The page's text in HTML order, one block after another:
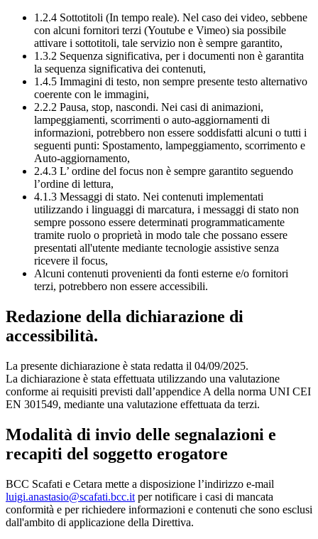
1.2.4 Sottotitoli (In tempo reale). Nel caso dei video, sebbene
con alcuni fornitori terzi (Youtube e Vimeo) sia possibile
attivare i sottotitoli, tale servizio non è sempre garantito,
1.3.2 Sequenza significativa, per i documenti non è garantita
la sequenza significativa dei contenuti,
1.4.5 Immagini di testo, non sempre presente testo alternativo
coerente con le immagini,
2.2.2 Pausa, stop, nascondi. Nei casi di animazioni,
lampeggiamenti, scorrimenti o auto-aggiornamenti di
informazioni, potrebbero non essere soddisfatti alcuni o tutti i
seguenti punti: Spostamento, lampeggiamento, scorrimento e
Auto-aggiornamento,
2.4.3 L’ ordine del focus non è sempre garantito seguendo
l’ordine di lettura,
4.1.3 Messaggi di stato. Nei contenuti implementati
utilizzando i linguaggi di marcatura, i messaggi di stato non
sempre possono essere determinati programmaticamente
tramite ruolo o proprietà in modo tale che possano essere
presentati all'utente mediante tecnologie assistive senza
ricevere il focus,
Alcuni contenuti provenienti da fonti esterne e/o fornitori
terzi, potrebbero non essere accessibili.
Redazione della dichiarazione di
accessibilità.
La presente dichiarazione è stata redatta il 04/09/2025.
La dichiarazione è stata effettuata utilizzando una valutazione
conforme ai requisiti previsti dall’appendice A della norma UNI CEI
EN 301549, mediante una valutazione effettuata da terzi.
Modalità di invio delle segnalazioni e
recapiti del soggetto erogatore
BCC Scafati e Cetara mette a disposizione l’indirizzo e-mail
luigi.anastasio@scafati.bcc.it per notificare i casi di mancata
conformità e per richiedere informazioni e contenuti che sono esclusi
dall'ambito di applicazione della Direttiva.